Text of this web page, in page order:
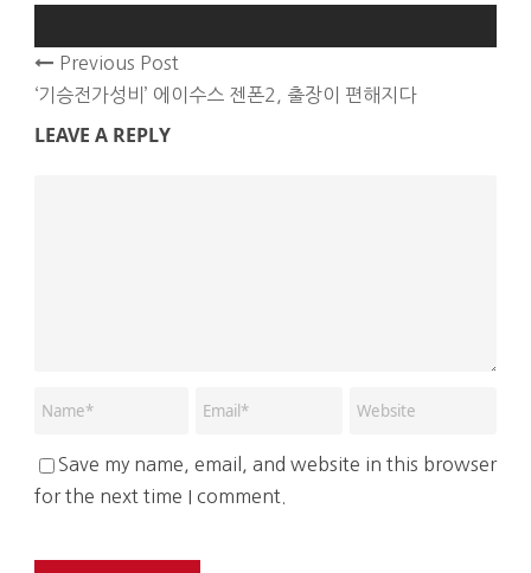
Previous Post
‘기승전가성비’ 에이수스 젠폰2, 출장이 편해지다
LEAVE A REPLY
Save my name, email, and website in this browser
for the next time I comment.